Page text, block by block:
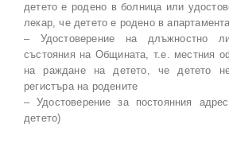
детето е родено в болница или
лекар, че детето е родено в
– Удостоверение на длъжностно
състояния на Общината, т.е. местния
на раждане на детето, че детето
регистъра на родените
– Удостоверение за постоянния
детето)